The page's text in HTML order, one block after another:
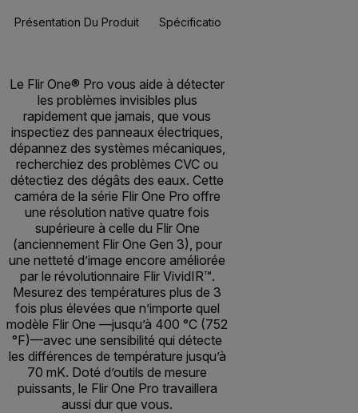
Présentation Du Produit Spécifications
Le Flir One® Pro vous aide à détecter
les problèmes invisibles plus
rapidement que jamais, que vous
inspectiez des panneaux électriques,
dépannez des systèmes mécaniques,
recherchiez des problèmes CVC ou
détectiez des dégâts des eaux. Cette
caméra de la série Flir One Pro offre
une résolution native quatre fois
supérieure à celle du Flir One
(anciennement Flir One Gen 3), pour
une netteté d’image encore améliorée
par le révolutionnaire Flir VividIR™.
Mesurez des températures plus de 3
fois plus élevées que n’importe quel
modèle Flir One —jusqu’à 400 °C (752
°F)—avec une sensibilité qui détecte
les différences de température jusqu’à
70 mK. Doté d’outils de mesure
puissants, le Flir One Pro travaillera
aussi dur que vous.